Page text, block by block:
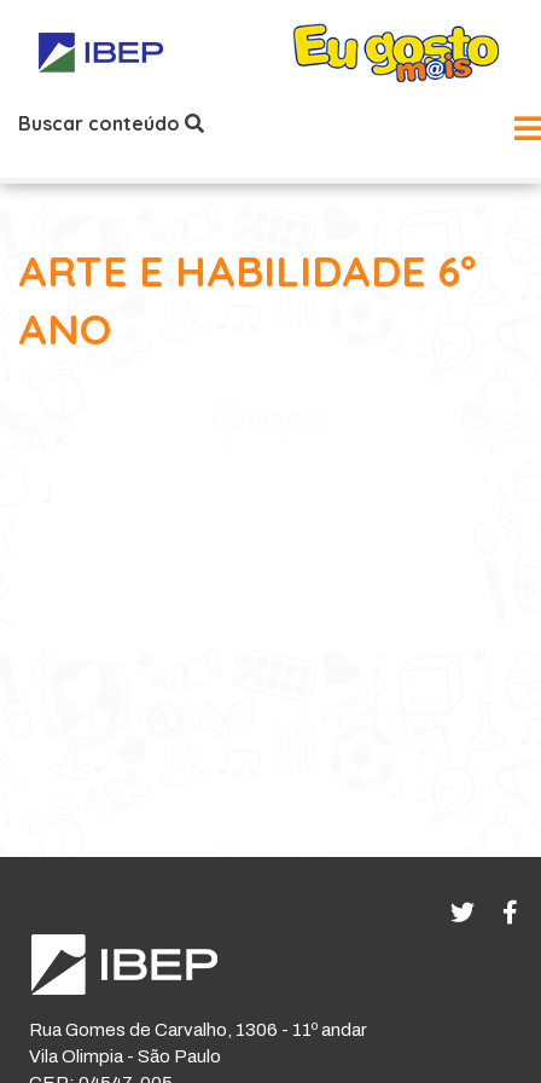
Buscar conteúdo
ARTE E HABILIDADE 6º
ANO
Rua Gomes de Carvalho, 1306 - 11º andar
Vila Olimpia - São Paulo